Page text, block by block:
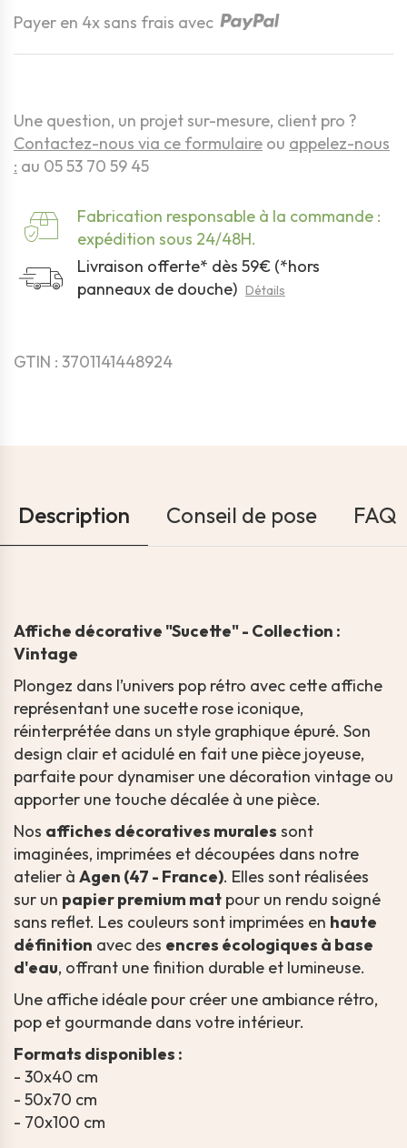
Payer en 4x sans frais avec
Une question, un projet sur-mesure, client pro ?
Contactez-nous via ce formulaire ou appelez-nous
: au 05 53 70 59 45
Fabrication responsable à la commande :
expédition sous 24/48H.
Livraison offerte* dès 59€ (*hors
panneaux de douche) Détails
GTIN : 3701141448924
Description Conseil de pose FAQ
Affiche décorative "Sucette" - Collection :
Vintage
Plongez dans l’univers pop rétro avec cette affiche
représentant une sucette rose iconique,
réinterprétée dans un style graphique épuré. Son
design clair et acidulé en fait une pièce joyeuse,
parfaite pour dynamiser une décoration vintage ou
apporter une touche décalée à une pièce.
Nos affiches décoratives murales sont
imaginées, imprimées et découpées dans notre
atelier à Agen (47 - France). Elles sont réalisées
sur un papier premium mat pour un rendu soigné
sans reflet. Les couleurs sont imprimées en haute
définition avec des encres écologiques à base
d'eau, offrant une finition durable et lumineuse.
Une affiche idéale pour créer une ambiance rétro,
pop et gourmande dans votre intérieur.
Formats disponibles :
- 30x40 cm
- 50x70 cm
- 70x100 cm